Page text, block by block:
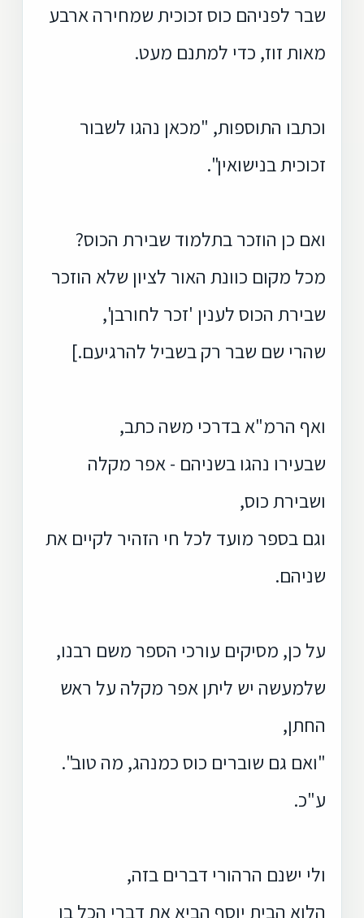
שבר לפניהם כוס זכוכית שמחירה ארבע
מאות זוז, כדי למתנם מעט.
וכתבו התוספות, "מכאן נהגו לשבור
זכוכית בנישואין".
ואם כן הוזכר בתלמוד שבירת הכוס?
מכל מקום כוונת האור לציון שלא הוזכר
שבירת הכוס לענין 'זכר לחורבן',
שהרי שם שבר רק בשביל להרגיעם.]
ואף הרמ"א בדרכי משה כתב,
שבעירו נהגו בשניהם - אפר מקלה
ושבירת כוס,
וגם בספר מועד לכל חי הזהיר לקיים את
שניהם.
על כן, מסיקים עורכי הספר משם רבנו,
שלמעשה יש ליתן אפר מקלה על ראש
החתן,
"ואם גם שוברים כוס כמנהג, מה טוב".
ע"כ.
ולי ישנם הרהורי דברים בזה,
הלוא הבית יוסף הביא את דברי הכל בו